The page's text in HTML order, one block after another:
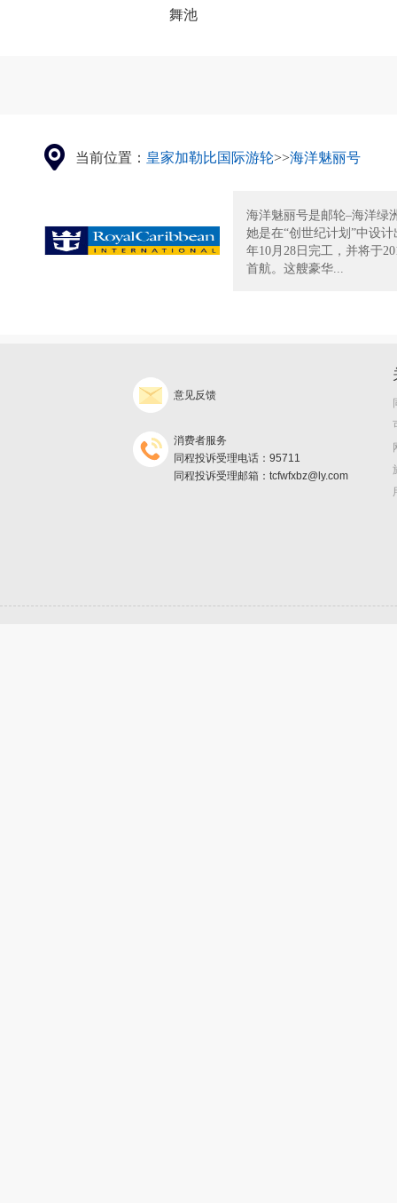
舞池
当前位置： 皇家加勒比国际游轮>>海洋魅丽号
海洋魅丽号是邮轮–海洋绿
她是在“创世纪计划”中设计
年10月28日完工，并将于
首航。这艘豪华...
意见反馈
消费者服务
同程投诉受理电话：95711
同程投诉受理邮箱：tcfwfxbz@ly.com